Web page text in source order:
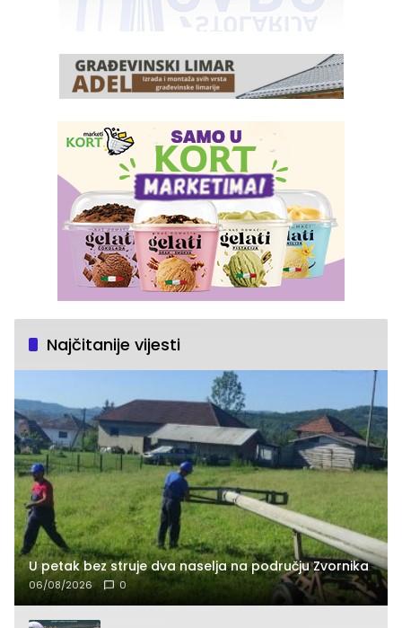
Najčitanije vijesti
U petak bez struje dva naselja na području Zvornika
06/08/2026 0